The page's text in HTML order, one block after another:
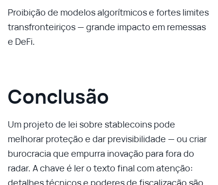
Proibição de modelos algorítmicos e fortes limites
transfronteiriços — grande impacto em remessas
e DeFi.
Conclusão
Um projeto de lei sobre stablecoins pode
melhorar proteção e dar previsibilidade — ou criar
burocracia que empurra inovação para fora do
radar. A chave é ler o texto final com atenção:
detalhes técnicos e poderes de fiscalização são